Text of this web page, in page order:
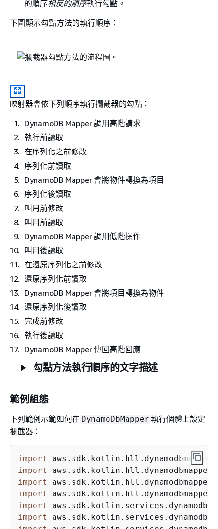
的順序相反的順序執行勾點。
下圖顯示勾點方法的執行順序：
映射器會依下列順序執行攔截器的勾點：
DynamoDB Mapper 調用高階請求
執行前讀取
在序列化之前修改
序列化前讀取
DynamoDB Mapper 會將物件轉換為項目
序列化後讀取
叫用前修改
叫用前讀取
DynamoDB Mapper 調用低階操作
叫用後讀取
在還原序列化之前修改
還原序列化前讀取
DynamoDB Mapper 會將項目轉換為物件
還原序列化後讀取
完成前修改
執行後讀取
DynamoDB Mapper 傳回高階回應
勾點方法執行順序的文字描述
範例組態
下列範例示範如何在 DynamoDbMapper 執行個體上設定
攔截器：
import
import
import
import
import
import